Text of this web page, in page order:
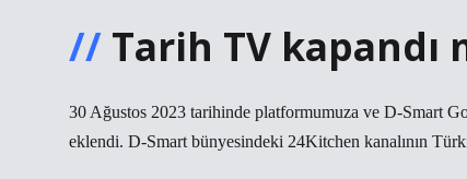
Tarih TV kapandı
30 Ağustos 2023 tarihinde platformumuza ve D-Smart
eklendi. D-Smart bünyesindeki 24Kitchen kanalının